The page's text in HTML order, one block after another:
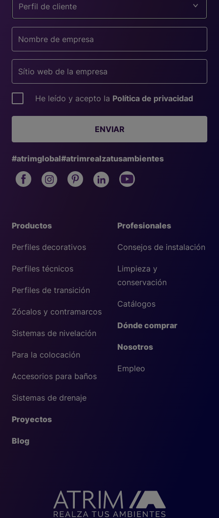
Profesionales
Consejos de instalación
Limpieza y
conservación
Catálogos
Dónde comprar
Nosotros
Empleo
Productos
Perfiles decorativos
Perfiles técnicos
Perfiles de transición
Zócalos y contramarcos
Sistemas de nivelación
Para la colocación
Accesorios para baños
Sistemas de drenaje
Proyectos
Blog
Perfil de cliente
He leído y acepto la Política de privacidad
ENVIAR
#atrimglobal#atrimrealzatusambientes